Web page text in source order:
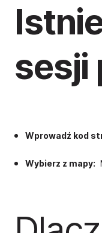
sesji
Wprowadź kod
Wybierz z mapy: